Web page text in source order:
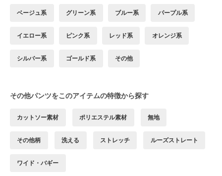
ベージュ系 グリーン系 ブルー系 パープル系
イエロー系 ピンク系 レッド系 オレンジ系
シルバー系 ゴールド系 その他
その他パンツをこのアイテムの特徴から探す
カットソー素材 ポリエステル素材 無地
その他柄 洗える ストレッチ ルーズストレート
ワイド・バギー